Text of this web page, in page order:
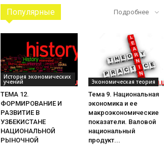
Популярные Подробнее
История экономических
учений
ТЕМА 12.
ФОРМИРОВАНИЕ И
РАЗВИТИЕ В
УЗБЕКИСТАНЕ
НАЦИОНАЛЬНОЙ
РЫНОЧНОЙ
Экономическая теория
Тема 9. Национальная
экономика и ее
макроэкономические
показатели. Валовой
национальный
продукт...